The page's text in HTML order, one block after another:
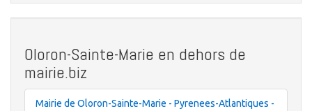
Oloron-Sainte-Marie en dehors de
mairie.biz
Mairie de Oloron-Sainte-Marie - Pyrenees-Atlantiques -